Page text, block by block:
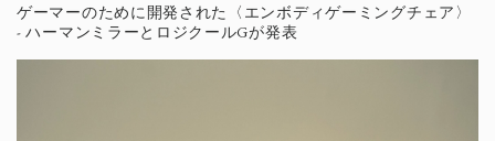
ゲーマーのために開発された〈エンボディゲーミングチェア〉
- ハーマンミラーとロジクールGが発表